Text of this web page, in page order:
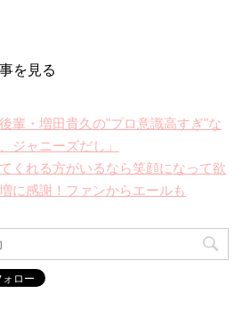
を見る
輩・増田貴久の"プロ意識高すぎ"な
ジャニーズだし」
くれる方がいるなら笑顔になって欲
に感謝！ファンからエールも